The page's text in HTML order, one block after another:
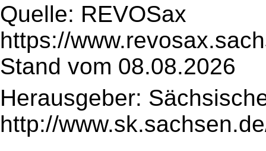
Quelle: REVOSax
https://
Stand vom 08.08.2026
Herausgeber:
http://